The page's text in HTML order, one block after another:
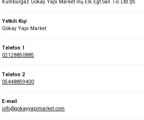
Kumburgaz Gökay Yapı Market İnş.Elk.Eğt.San.Tic.Ltd.Şti.
Yetkili Kişi
Gökay Yapı Market
Telefon 1
02128850885
Telefon 2
05448859400
E-mail
info@gokayyapimarket.com